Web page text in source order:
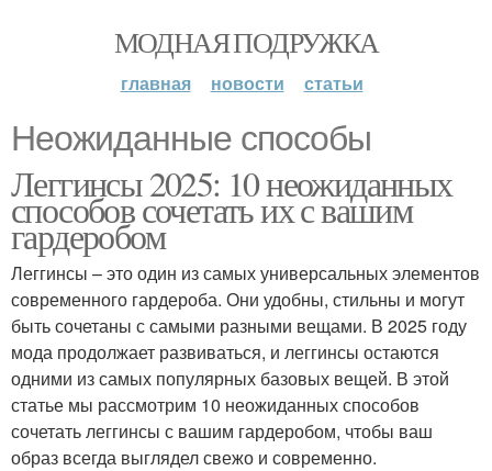
МОДНАЯ ПОДРУЖКА
главная новости статьи
Неожиданные способы
Леггинсы 2025: 10 неожиданных
способов сочетать их с вашим
гардеробом
Леггинсы – это один из самых универсальных элементов
современного гардероба. Они удобны, стильны и могут
быть сочетаны с самыми разными вещами. В 2025 году
мода продолжает развиваться, и леггинсы остаются
одними из самых популярных базовых вещей. В этой
статье мы рассмотрим 10 неожиданных способов
сочетать леггинсы с вашим гардеробом, чтобы ваш
образ всегда выглядел свежо и современно.